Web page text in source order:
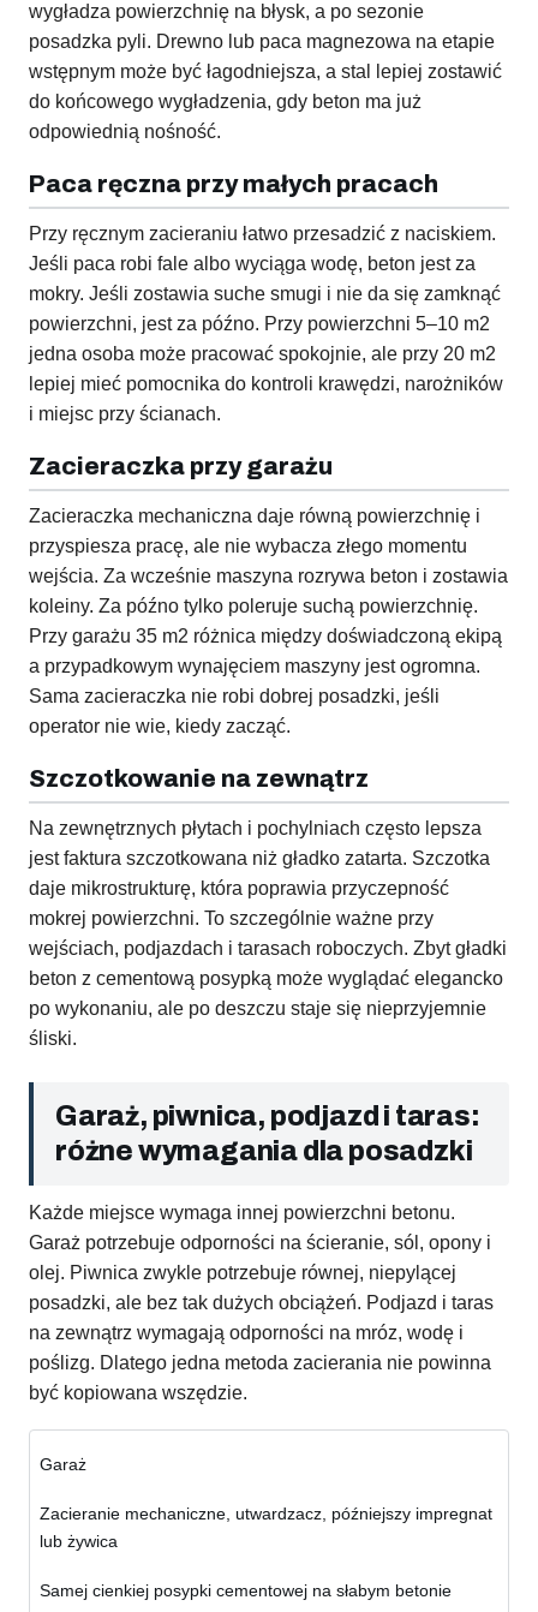
wygładza powierzchnię na błysk, a po sezonie
posadzka pyli. Drewno lub paca magnezowa na etapie
wstępnym może być łagodniejsza, a stal lepiej zostawić
do końcowego wygładzenia, gdy beton ma już
odpowiednią nośność.
Paca ręczna przy małych pracach
Przy ręcznym zacieraniu łatwo przesadzić z naciskiem.
Jeśli paca robi fale albo wyciąga wodę, beton jest za
mokry. Jeśli zostawia suche smugi i nie da się zamknąć
powierzchni, jest za późno. Przy powierzchni 5–10 m2
jedna osoba może pracować spokojnie, ale przy 20 m2
lepiej mieć pomocnika do kontroli krawędzi, narożników
i miejsc przy ścianach.
Zacieraczka przy garażu
Zacieraczka mechaniczna daje równą powierzchnię i
przyspiesza pracę, ale nie wybacza złego momentu
wejścia. Za wcześnie maszyna rozrywa beton i zostawia
koleiny. Za późno tylko poleruje suchą powierzchnię.
Przy garażu 35 m2 różnica między doświadczoną ekipą
a przypadkowym wynajęciem maszyny jest ogromna.
Sama zacieraczka nie robi dobrej posadzki, jeśli
operator nie wie, kiedy zacząć.
Szczotkowanie na zewnątrz
Na zewnętrznych płytach i pochylniach często lepsza
jest faktura szczotkowana niż gładko zatarta. Szczotka
daje mikrostrukturę, która poprawia przyczepność
mokrej powierzchni. To szczególnie ważne przy
wejściach, podjazdach i tarasach roboczych. Zbyt gładki
beton z cementową posypką może wyglądać elegancko
po wykonaniu, ale po deszczu staje się nieprzyjemnie
śliski.
Garaż, piwnica, podjazd i taras:
różne wymagania dla posadzki
Każde miejsce wymaga innej powierzchni betonu.
Garaż potrzebuje odporności na ścieranie, sól, opony i
olej. Piwnica zwykle potrzebuje równej, niepylącej
posadzki, ale bez tak dużych obciążeń. Podjazd i taras
na zewnątrz wymagają odporności na mróz, wodę i
poślizg. Dlatego jedna metoda zacierania nie powinna
być kopiowana wszędzie.
Garaż
Zacieranie mechaniczne, utwardzacz, późniejszy impregnat
lub żywica
Samej cienkiej posypki cementowej na słabym betonie